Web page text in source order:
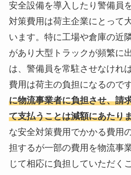
安全設備を導入したり警備員
対策費用は荷主企業にとって
います。特に工場や倉庫の近
があり大型トラックが頻繁に
は、警備員を常駐させなけれ
費用は荷主の負担になるので
に物流事業者に負担させ、請
て支払うことは減額にあたり
な安全対策費用でかかる費用
担するが一部の費用を物流事
じて相応に負担していただく